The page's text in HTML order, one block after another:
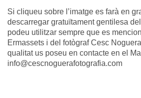
Si cliqueu sobre l’imatge es farà en
descarregar gratuïtament gentilesa
podeu utilitzar sempre que es
Ermassets i del fotògraf Cesc
qualitat us poseu en contacte en el
info@cescnoguerafotografia.com